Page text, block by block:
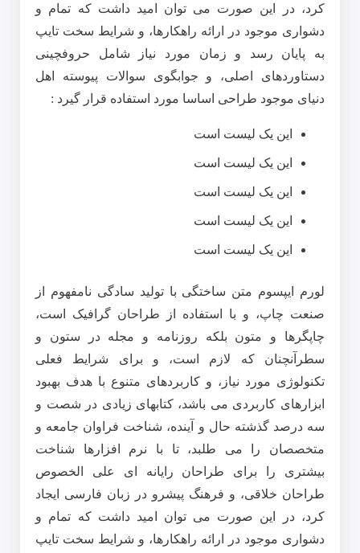
کرد، در این صورت می توان امید داشت که تمام و
دشواری موجود در ارائه راهکارها، و شرایط سخت تایپ
به پایان رسد و زمان مورد نیاز شامل حروفچینی
دستاوردهای اصلی، و جوابگوی سوالات پیوسته اهل
دنیای موجود طراحی اساسا مورد استفاده قرار گیرد :
این یک لیست است
این یک لیست است
این یک لیست است
این یک لیست است
این یک لیست است
لورم ایپسوم متن ساختگی با تولید سادگی نامفهوم از
صنعت چاپ، و با استفاده از طراحان گرافیک است،
چاپگرها و متون بلکه روزنامه و مجله در ستون و
سطرآنچنان که لازم است، و برای شرایط فعلی
تکنولوژی مورد نیاز، و کاربردهای متنوع با هدف بهبود
ابزارهای کاربردی می باشد، کتابهای زیادی در شصت و
سه درصد گذشته حال و آینده، شناخت فراوان جامعه و
متخصصان را می طلبد، تا با نرم افزارها شناخت
بیشتری را برای طراحان رایانه ای علی الخصوص
طراحان خلاقی، و فرهنگ پیشرو در زبان فارسی ایجاد
کرد، در این صورت می توان امید داشت که تمام و
دشواری موجود در ارائه راهکارها، و شرایط سخت تایپ